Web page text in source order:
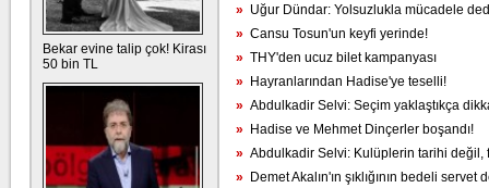
Bekar evine talip çok! Kirası
50 bin TL
» Uğur Dündar: Yolsuzlukla mücadele
» Cansu Tosun'un keyfi yerinde!
» THY'den ucuz bilet kampanyası
» Hayranlarından Hadise'ye teselli!
» Abdulkadir Selvi: Seçim yaklaştıkça
» Hadise ve Mehmet Dinçerler boşandı!
» Abdulkadir Selvi: Kulüplerin tarihi değil,
» Demet Akalın'ın şıklığının bedeli servet